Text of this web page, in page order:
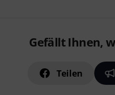
Gefällt Ihnen,
Teilen